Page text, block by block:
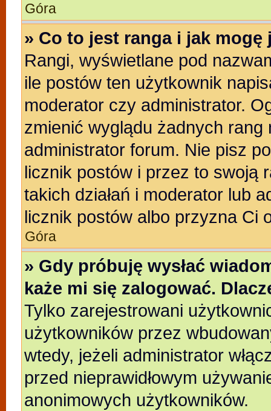
Góra
» Co to jest ranga i jak mogę
Rangi, wyświetlane pod
ile postów ten użytkownik
moderator czy administrator.
zmienić wyglądu żadnych
administrator forum. Nie pisz
licznik postów i przez to swoją
takich działań i moderator lub
licznik postów albo przyzna Ci
Góra
» Gdy próbuję wysłać
każe mi się zalogować.
Tylko zarejestrowani
użytkowników przez
wtedy, jeżeli administrator
przed nieprawidłowym
anonimowych użytkowników.